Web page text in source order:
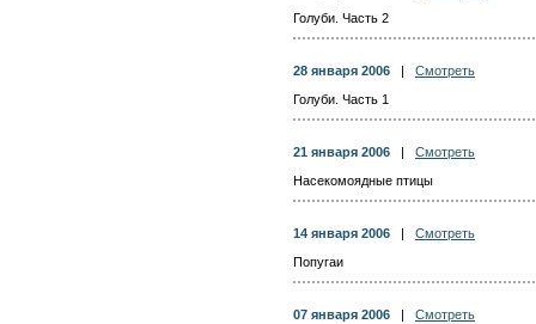
Голуби. Часть 2
28 января 2006
Смотреть
Голуби. Часть 1
21 января 2006
Смотреть
Насекомоядные птицы
14 января 2006
Смотреть
Попугаи
07 января 2006
Смотреть